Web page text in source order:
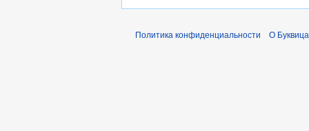
Политика конфиденциальности О Буквица